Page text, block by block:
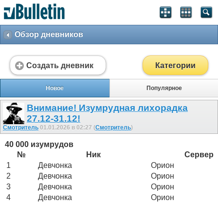
Обзор дневников
Создать дневник Категории
Новое Популярное
Внимание! Изумрудная лихорадка
27.12-31.12!
Смотритель 01.01.2026 в 02:27 (Смотритель)
40 000 изумрудов
№
Ник
Сервер
1
Девчонка
Орион
2
Девчонка
Орион
3
Девчонка
Орион
4
Девчонка
Орион